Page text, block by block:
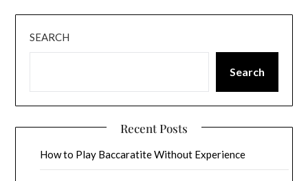
SEARCH
Search
Recent Posts
How to Play Baccaratite Without Experience